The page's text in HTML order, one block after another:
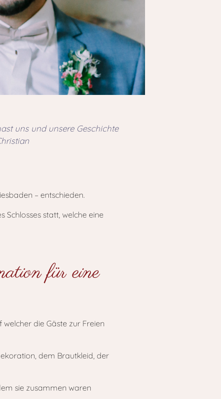
uns und unsere Geschichte
– entschieden.
statt, welche eine
für eine
die Gäste zur Freien
dem Brautkleid, der